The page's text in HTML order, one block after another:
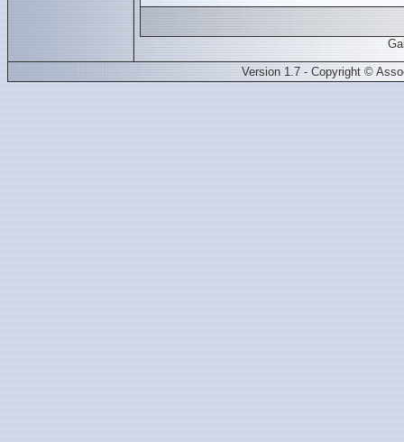
Version 1.7 - Copyright ©